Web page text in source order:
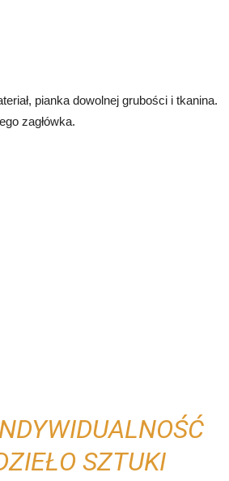
pianka dowolnej grubości i tkanina.
zagłówka.
SZTUKI